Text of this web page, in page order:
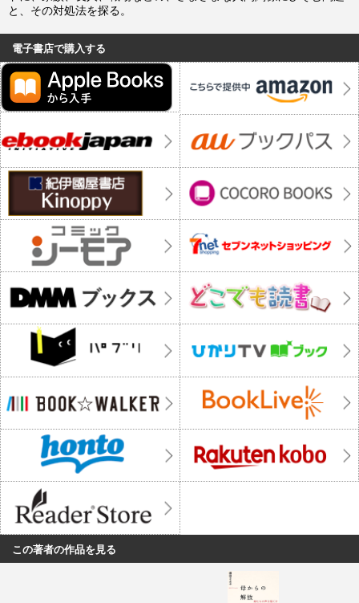
と、その対処法を探る。
電子書店で購入する
この著者の作品を見る